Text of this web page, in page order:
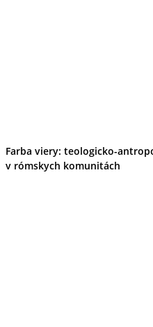
Farba viery: teologicko-
v rómskych komunitách